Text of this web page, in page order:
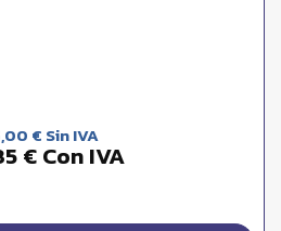
€ Sin IVA
€ Con IVA